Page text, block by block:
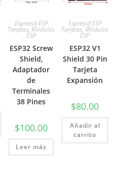
Espressif-ESP
Tarjetas,Módulos
ESP
ESP32 Screw
Shield,
Adaptador
de
Terminales
38 Pines
$100.00
Leer más
Espressif-ESP
Tarjetas,Módulos
ESP
ESP32 V1
Shield 30 Pin
Tarjeta
Expansión
$80.00
Añadir al
carrito